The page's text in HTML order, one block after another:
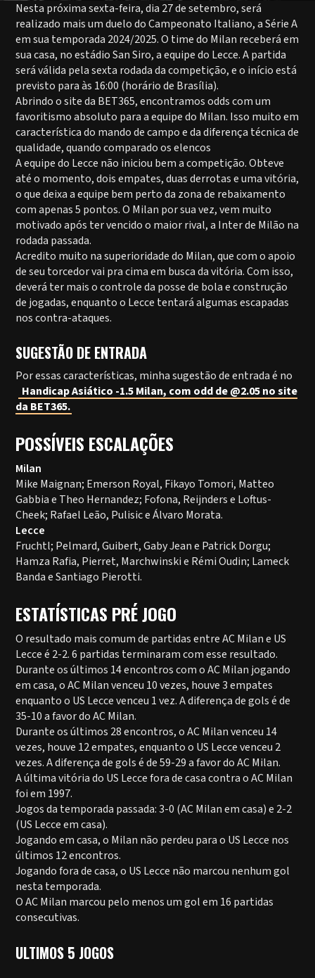
Nesta próxima sexta-feira, dia 27 de setembro, será
realizado mais um duelo do Campeonato Italiano, a Série A
em sua temporada 2024/2025. O time do Milan receberá em
sua casa, no estádio San Siro, a equipe do Lecce. A partida
será válida pela sexta rodada da competição, e o início está
previsto para às 16:00 (horário de Brasília).
Abrindo o site da BET365, encontramos odds com um
favoritismo absoluto para a equipe do Milan. Isso muito em
característica do mando de campo e da diferença técnica de
qualidade, quando comparado os elencos
A equipe do Lecce não iniciou bem a competição. Obteve
até o momento, dois empates, duas derrotas e uma vitória,
o que deixa a equipe bem perto da zona de rebaixamento
com apenas 5 pontos. O Milan por sua vez, vem muito
motivado após ter vencido o maior rival, a Inter de Milão na
rodada passada.
Acredito muito na superioridade do Milan, que com o apoio
de seu torcedor vai pra cima em busca da vitória. Com isso,
deverá ter mais o controle da posse de bola e construção
de jogadas, enquanto o Lecce tentará algumas escapadas
nos contra-ataques.
SUGESTÃO DE ENTRADA
Por essas características, minha sugestão de entrada é no
Handicap Asiático -1.5 Milan, com odd de @2.05 no site
da BET365.
POSSÍVEIS ESCALAÇÕES
Milan
Mike Maignan; Emerson Royal, Fikayo Tomori, Matteo
Gabbia e Theo Hernandez; Fofona, Reijnders e Loftus-
Cheek; Rafael Leão, Pulisic e Álvaro Morata.
Lecce
Fruchtl; Pelmard, Guibert, Gaby Jean e Patrick Dorgu;
Hamza Rafia, Pierret, Marchwinski e Rémi Oudin; Lameck
Banda e Santiago Pierotti.
ESTATÍSTICAS PRÉ JOGO
O resultado mais comum de partidas entre AC Milan e US
Lecce é 2-2. 6 partidas terminaram com esse resultado.
Durante os últimos 14 encontros com o AC Milan jogando
em casa, o AC Milan venceu 10 vezes, houve 3 empates
enquanto o US Lecce venceu 1 vez. A diferença de gols é de
35-10 a favor do AC Milan.
Durante os últimos 28 encontros, o AC Milan venceu 14
vezes, houve 12 empates, enquanto o US Lecce venceu 2
vezes. A diferença de gols é de 59-29 a favor do AC Milan.
A última vitória do US Lecce fora de casa contra o AC Milan
foi em 1997.
Jogos da temporada passada: 3-0 (AC Milan em casa) e 2-2
(US Lecce em casa).
Jogando em casa, o Milan não perdeu para o US Lecce nos
últimos 12 encontros.
Jogando fora de casa, o US Lecce não marcou nenhum gol
nesta temporada.
O AC Milan marcou pelo menos um gol em 16 partidas
consecutivas.
ULTIMOS 5 JOGOS